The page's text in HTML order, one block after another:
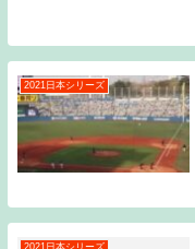
2021日本シリーズ
2021日本シリーズ